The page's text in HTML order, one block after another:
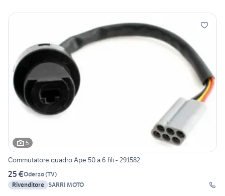
5
Commutatore quadro Ape 50 a 6 fili - 291582
25 €Oderzo(TV)
Rivenditore SARRI MOTO